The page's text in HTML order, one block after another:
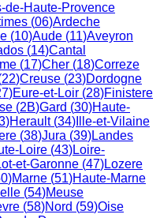
de-Haute-Provence
(06)Ardeche
(10)Aude (11)Aveyron
(14)Cantal
(17)Cher (18)Correze
22)Creuse (23)Dordogne
)Eure-et-Loir (28)Finistere
(2B)Gard (30)Haute-
)Herault(34) Ille-et-Vilaine
(38)Jura (39)Landes
Loire (43)Loire-
et-Garonne (47)Lozere
)Marne (51)Haute-Marne
(54)Meuse
(58)Nord (59)Oise